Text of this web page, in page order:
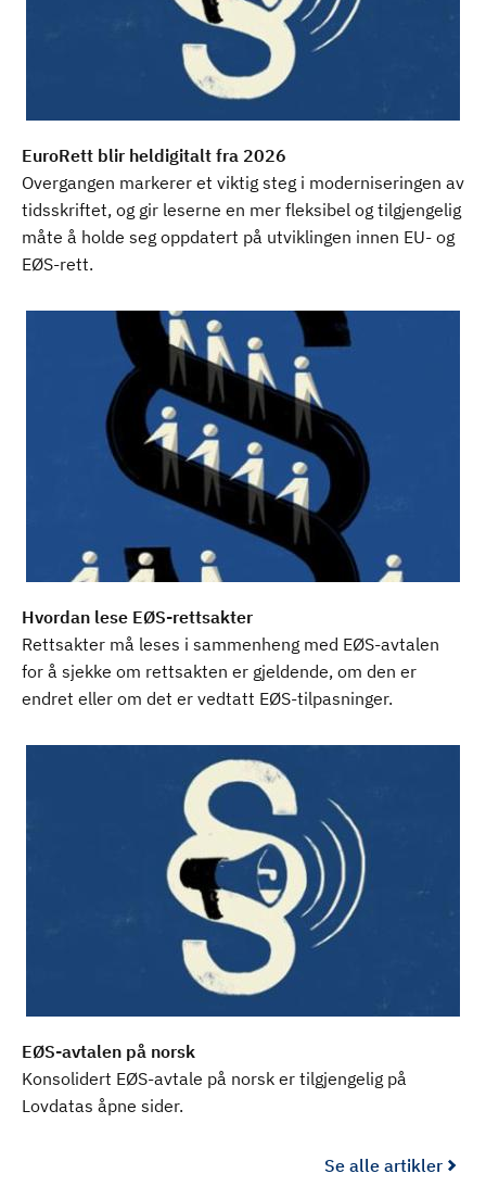
EuroRett blir heldigitalt fra 2026
Overgangen markerer et viktig steg i moderniseringen av
tidsskriftet, og gir leserne en mer fleksibel og tilgjengelig
måte å holde seg oppdatert på utviklingen innen EU- og
EØS-rett.
Hvordan lese EØS-rettsakter
Rettsakter må leses i sammenheng med EØS-avtalen
for å sjekke om rettsakten er gjeldende, om den er
endret eller om det er vedtatt EØS-tilpasninger.
EØS-avtalen på norsk
Konsolidert EØS-avtale på norsk er tilgjengelig på
Lovdatas åpne sider.
Se alle artikler